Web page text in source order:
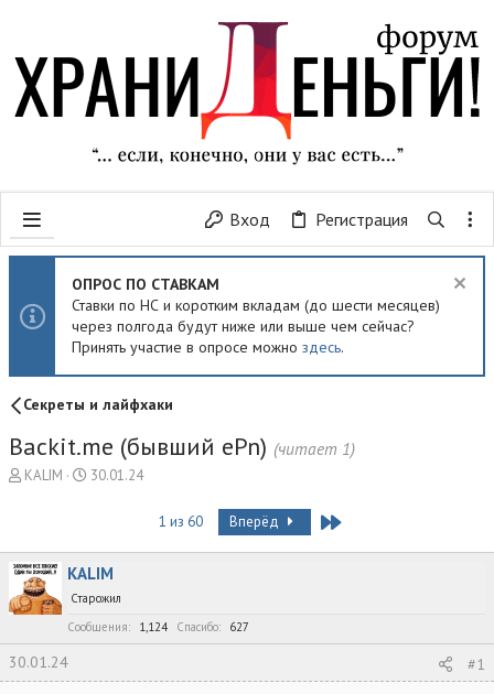
Вход Регистрация
ОПРОС ПО СТАВКАМ
Ставки по НС и коротким вкладам (до шести месяцев)
через полгода будут ниже или выше чем сейчас?
Принять участие в опросе можно здесь.
Секреты и лайфхаки
Backit.me (бывший ePn) (читает 1)
А
р
т
е
м
KALIM
Д
н
а
ч
л
30.01.24
1 из 60 Вперёд Last
KALIM
Старожил
Сообщения
1,124 Спасибо 627
30.01.24 #1